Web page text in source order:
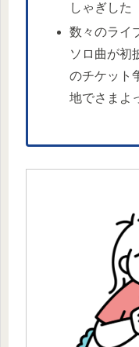
しゃぎした
数々のライ
ソロ曲が初
のチケット
地でさまよ